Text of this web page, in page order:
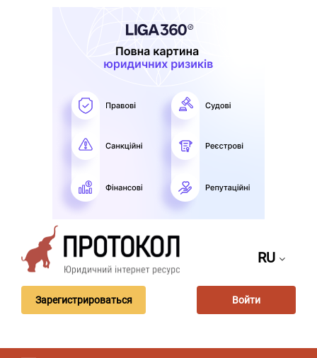
RU
Зарегистрироваться Войти